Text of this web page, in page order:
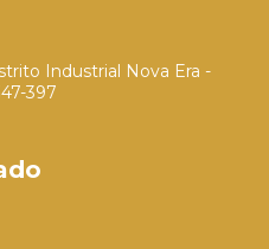
Industrial Nova Era -
397